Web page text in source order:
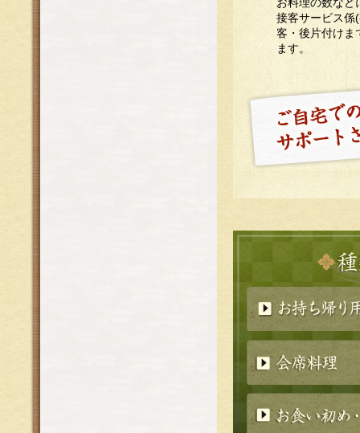
お料理の数など
接客サービス係
客・後片付けま
ます。